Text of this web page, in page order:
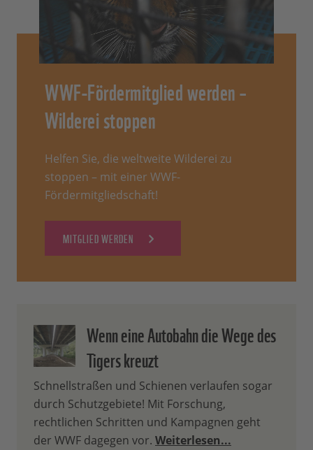
WWF-Fördermitglied werden –
Wilderei stoppen
Helfen Sie, die weltweite Wilderei zu
stoppen – mit einer WWF-
Fördermitgliedschaft!
MITGLIED WERDEN
Wenn eine Autobahn die Wege des
Tigers kreuzt
Schnellstraßen und Schienen verlaufen sogar
durch Schutzgebiete! Mit Forschung,
rechtlichen Schritten und Kampagnen geht
der WWF dagegen vor. Weiterlesen...